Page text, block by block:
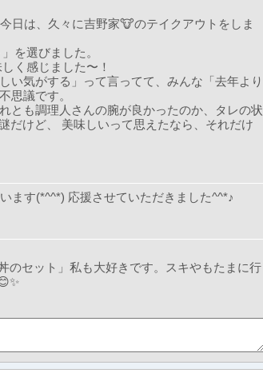
日は、久々に吉野家🐮のテイクアウトをしま
を選びました。
く感じました〜！
い気がする」って言ってて、みんな「去年より
思議です。
とも調理人さんの腕が良かったのか、タレの状
けど、 美味しいって思えたなら、それだけ
ます(*^^*) 応援させていただきました^^*♪
のセット」私も大好きです。スキやもたまに行